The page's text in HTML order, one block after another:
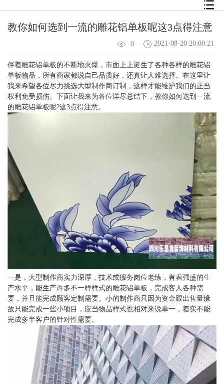
教你如何选到一流的雕花铝单板呢这3点得注意
0 2021-08-20 20:00:21
伴着雕花铝单板 的不断地火爆，市面上上诞生了各种各样的雕花铝
单板物品，所有商家都说自己品质好，还真让人难选择。在这里让
我来希望各位尽力挑选大型制作商订制，这样才能维护我们的正当
权利免受损伤。下面让我来为各位详尽总结下，教你如何选到一流
的雕花铝单板呢?这3点得注意。
一是，大型制作商实力深厚，技术或服务岗位老练，有着强盛的生
产水平，能生产许多不一样样式的雕花铝单板，完成客人各种需
要，并且能完成顾客定制需要。小的制作商只因为资金跟出售量缘
故只能完成一些小项目，应当物品样式也相对来说单一，着实不能
完成多半客户的针对性需要。